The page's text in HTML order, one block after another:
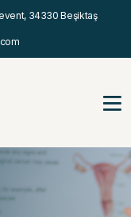
34330 Beşiktaş